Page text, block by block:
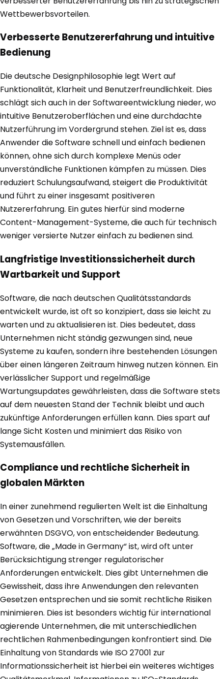
Wettbewerbsvorteilen.
Verbesserte Benutzererfahrung und intuitive
Bedienung
Die deutsche Designphilosophie legt Wert auf
Funktionalität, Klarheit und Benutzerfreundlichkeit. Dies
schlägt sich auch in der Softwareentwicklung nieder, wo
intuitive Benutzeroberflächen und eine durchdachte
Nutzerführung im Vordergrund stehen. Ziel ist es, dass
Anwender die Software schnell und einfach bedienen
können, ohne sich durch komplexe Menüs oder
unverständliche Funktionen kämpfen zu müssen. Dies
reduziert Schulungsaufwand, steigert die Produktivität
und führt zu einer insgesamt positiveren
Nutzererfahrung. Ein gutes hierfür sind moderne
Content-Management-Systeme, die auch für technisch
weniger versierte Nutzer einfach zu bedienen sind.
Langfristige Investitionssicherheit durch
Wartbarkeit und Support
Software, die nach deutschen Qualitätsstandards
entwickelt wurde, ist oft so konzipiert, dass sie leicht zu
warten und zu aktualisieren ist. Dies bedeutet, dass
Unternehmen nicht ständig gezwungen sind, neue
Systeme zu kaufen, sondern ihre bestehenden Lösungen
über einen längeren Zeitraum hinweg nutzen können. Ein
verlässlicher Support und regelmäßige
Wartungsupdates gewährleisten, dass die Software stets
auf dem neuesten Stand der Technik bleibt und auch
zukünftige Anforderungen erfüllen kann. Dies spart auf
lange Sicht Kosten und minimiert das Risiko von
Systemausfällen.
Compliance und rechtliche Sicherheit in
globalen Märkten
In einer zunehmend regulierten Welt ist die Einhaltung
von Gesetzen und Vorschriften, wie der bereits
erwähnten DSGVO, von entscheidender Bedeutung.
Software, die „Made in Germany“ ist, wird oft unter
Berücksichtigung strenger regulatorischer
Anforderungen entwickelt. Dies gibt Unternehmen die
Gewissheit, dass ihre Anwendungen den relevanten
Gesetzen entsprechen und sie somit rechtliche Risiken
minimieren. Dies ist besonders wichtig für international
agierende Unternehmen, die mit unterschiedlichen
rechtlichen Rahmenbedingungen konfrontiert sind. Die
Einhaltung von Standards wie ISO 27001 zur
Informationssicherheit ist hierbei ein weiteres wichtiges